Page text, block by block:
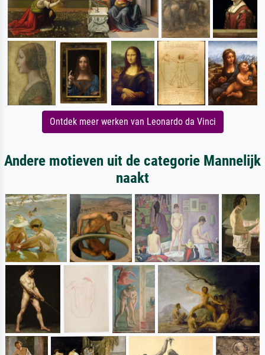
Ontdek meer werken van Leonardo da Vinci
Andere motieven uit de categorie Mannelijk
naakt